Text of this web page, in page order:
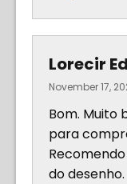
Lorecir
November 17,
Bom. Muito
para
do desenho.